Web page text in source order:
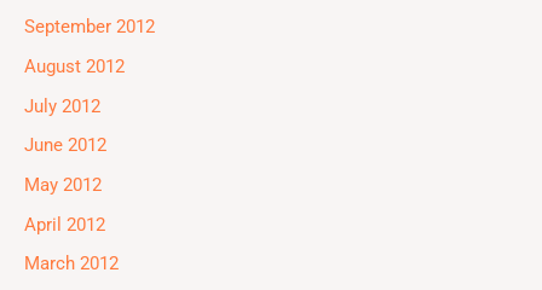
September 2012
August 2012
July 2012
June 2012
May 2012
April 2012
March 2012